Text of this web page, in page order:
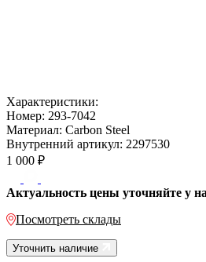
Характеристики:
Номер: 293-7042
Материал: Carbon Steel
Внутренний артикул: 2297530
1 000 ₽
Актуальность цены уточняйте у
Посмотреть склады
Уточнить наличие